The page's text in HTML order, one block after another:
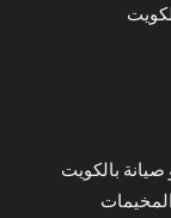
بالكويت